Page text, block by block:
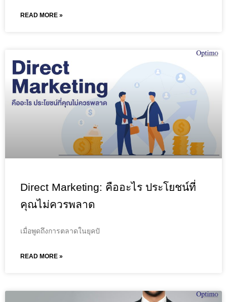
READ MORE »
Direct Marketing: คืออะไร ประโยชน์ที่
คุณไม่ควรพลาด
เมื่อพูดถึงการตลาดในยุคปั
READ MORE »